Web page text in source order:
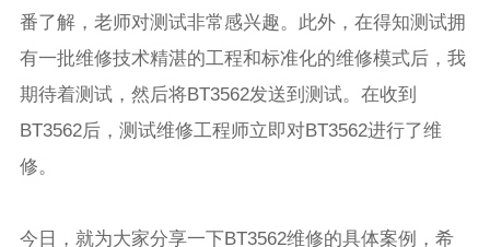
番了解，老师对测试非常感兴趣。此外，在得知测试拥
有一批维修技术精湛的工程和标准化的维修模式后，我
期待着测试，然后将BT3562发送到测试。在收到
BT3562后，测试维修工程师立即对BT3562进行了维
修。
今日，就为大家分享一下BT3562维修的具体案例，希